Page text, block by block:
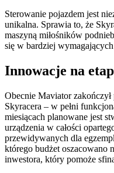
Sterowanie pojazdem jest
unikalna. Sprawia to, że
maszyną miłośników
się w bardziej
Innowacje na
Obecnie Maviator
Skyracera – w pełni
miesiącach planowane jest
urządzenia w całości
przewidywanych dla
którego budżet oszacowano
inwestora, który pomoże